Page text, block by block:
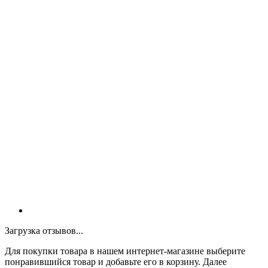
Загрузка отзывов...
Для покупки товара в нашем интернет-магазине выберите
понравившийся товар и добавьте его в корзину. Далее